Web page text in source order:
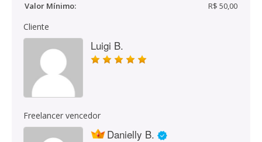
Valor Mínimo:
R$ 50,00
Cliente
Luigi B.
Freelancer vencedor
Danielly B.